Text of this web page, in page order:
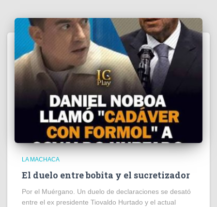
LA MACHACA
El duelo entre bobita y el sucretizador
Por el Muérgano. Un duelo de declaraciones se desató
entre el ex presidente Tiovaldo Hurtado y el actual